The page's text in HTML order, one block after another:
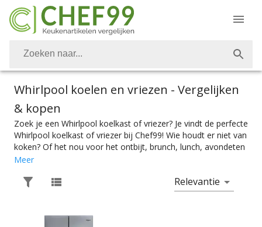
Whirlpool koelen en vriezen - Vergelijken
& kopen
Zoek je een Whirlpool koelkast of vriezer? Je vindt de perfecte
Whirlpool koelkast of vriezer bij Chef99! Wie houdt er niet van
koken? Of het nou voor het ontbijt, brunch, lunch, avondeten
of dessert is. Vanzelfsprekend is het belangrijk om over de
koelkasten en vriezers vind je bij Chef99. Voor het perfect
gekoelde eten en goed bevroren ijs heb je natuurlijk de
het product met de juiste specificaties. Of je nou een
Meer
Relevantie